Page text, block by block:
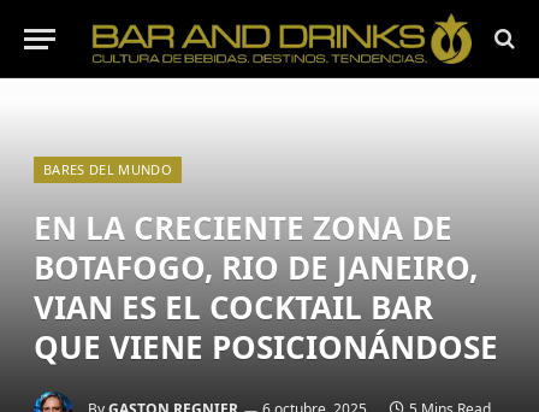
BARES DEL MUNDO
EN LA CRECIENTE ZONA DE
BOTAFOGO, RIO DE JANEIRO,
VIAN ES EL COCKTAIL BAR
QUE VIENE POSICIONÁNDOSE